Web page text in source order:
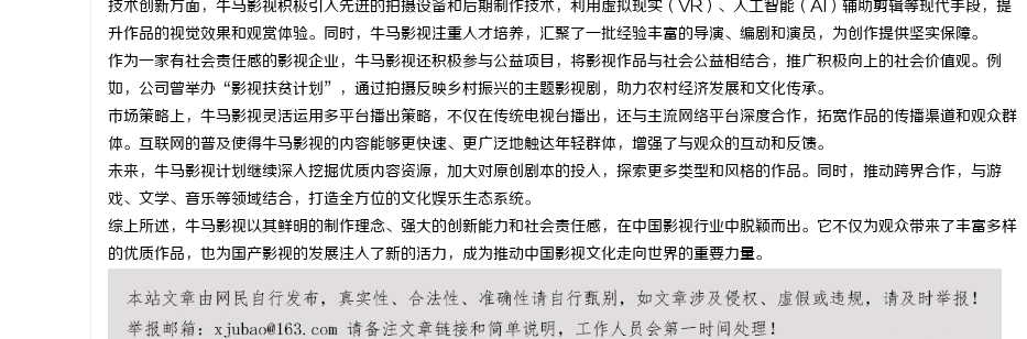
技术创新方面，牛马影视积极引入先进的拍摄设备和后期制作技术，利用虚拟现实（VR）、人工智能（AI）辅助剪辑等现代手段，提
升作品的视觉效果和观赏体验。同时，牛马影视注重人才培养，汇聚了一批经验丰富的导演、编剧和演员，为创作提供坚实保障。
作为一家有社会责任感的影视企业，牛马影视还积极参与公益项目，将影视作品与社会公益相结合，推广积极向上的社会价值观。例
如，公司曾举办“影视扶贫计划”，通过拍摄反映乡村振兴的主题影视剧，助力农村经济发展和文化传承。
市场策略上，牛马影视灵活运用多平台播出策略，不仅在传统电视台播出，还与主流网络平台深度合作，拓宽作品的传播渠道和观众群
体。互联网的普及使得牛马影视的内容能够更快速、更广泛地触达年轻群体，增强了与观众的互动和反馈。
未来，牛马影视计划继续深入挖掘优质内容资源，加大对原创剧本的投入，探索更多类型和风格的作品。同时，推动跨界合作，与游
戏、文学、音乐等领域结合，打造全方位的文化娱乐生态系统。
综上所述，牛马影视以其鲜明的制作理念、强大的创新能力和社会责任感，在中国影视行业中脱颖而出。它不仅为观众带来了丰富多样
的优质作品，也为国产影视的发展注入了新的活力，成为推动中国影视文化走向世界的重要力量。
武汉配眼镜 上海配眼镜 商标购买：即买即用，规避侵权风险 多方共探金融AI落地路径，天创信用星图AI